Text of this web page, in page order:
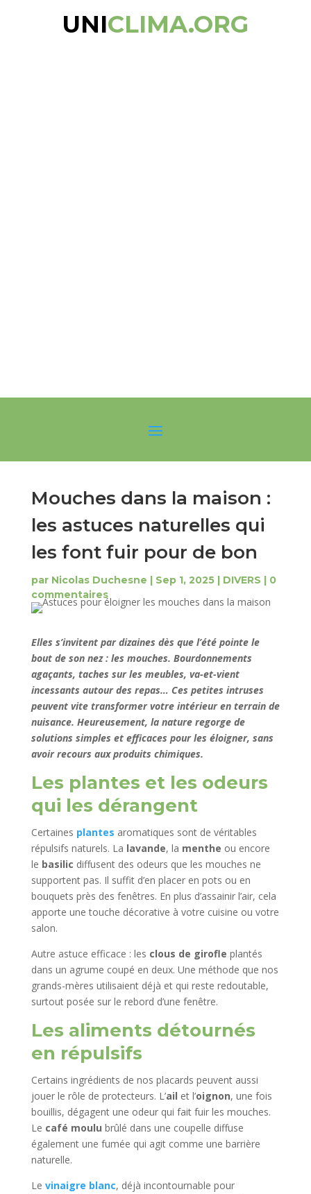
UNICLIMA.ORG
Mouches dans la maison :
les astuces naturelles qui
les font fuir pour de bon
par Nicolas Duchesne | Sep 1, 2025| DIVERS | 0
commentaires
Elles s’invitent par dizaines dès que l’été pointe le
bout de son nez : les mouches. Bourdonnements
agaçants, taches sur les meubles, va-et-vient
incessants autour des repas… Ces petites intruses
peuvent vite transformer votre intérieur en terrain de
nuisance. Heureusement, la nature regorge de
solutions simples et efficaces pour les éloigner, sans
avoir recours aux produits chimiques.
Les plantes et les odeurs
qui les dérangent
Certaines plantes aromatiques sont de véritables
répulsifs naturels. La lavande, la menthe ou encore
le basilic diffusent des odeurs que les mouches ne
supportent pas. Il suffit d’en placer en pots ou en
bouquets près des fenêtres. En plus d’assainir l’air, cela
apporte une touche décorative à votre cuisine ou votre
salon.
Autre astuce efficace : les clous de girofle plantés
dans un agrume coupé en deux. Une méthode que nos
grands-mères utilisaient déjà et qui reste redoutable,
surtout posée sur le rebord d’une fenêtre.
Les aliments détournés
en répulsifs
Certains ingrédients de nos placards peuvent aussi
jouer le rôle de protecteurs. L’ail et l’oignon, une fois
bouillis, dégagent une odeur qui fait fuir les mouches.
Le café moulu brûlé dans une coupelle diffuse
également une fumée qui agit comme une barrière
naturelle.
Le vinaigre blanc, déjà incontournable pour